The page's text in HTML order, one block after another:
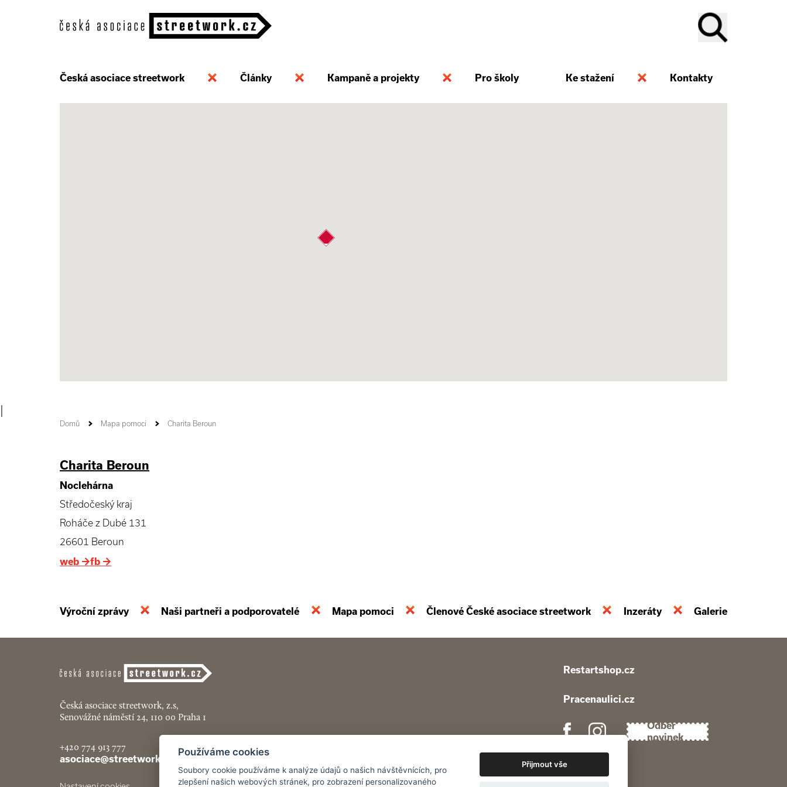
Česká asociace streetwork Články Kampaně a projekty Pro školy Ke stažení Kontakty
Domů Mapa pomoci Charita Beroun
Charita Beroun
Noclehárna
Středočeský kraj
Roháče z Dubé 131
26601 Beroun
web →fb →
Výroční zprávy Naši partneři a podporovatelé Mapa pomoci Členové České asociace streetwork Inzeráty Galerie
Česká asociace streetwork, z.s,
Senovážné náměstí 24, 110 00 Praha 1
+420 774 913 777
asociace@streetwork.cz
Restartshop.cz
Pracenaulici.cz
Odběr
novinek
Používáme cookies
Soubory cookie používáme k analýze údajů o našich návštěvnících, pro
zlepšení našich webových stránek, pro zobrazení personalizovaného
Přijmout vše